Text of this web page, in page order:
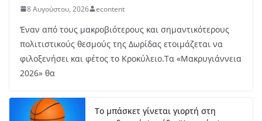
8 Αυγούστου, 2026 econtent
Έναν από τους μακροβιότερους και σημαντικότερους
πολιτιστικούς θεσμούς της Δωρίδας ετοιμάζεται να
φιλοξενήσει και φέτος το Κροκύλειο.Τα «Μακρυγιάννεια
2026» θα
Το μπάσκετ γίνεται γιορτή στη